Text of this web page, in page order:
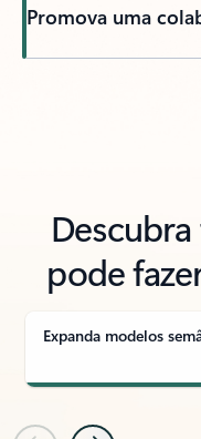
Promova uma
pode
Expanda modelos